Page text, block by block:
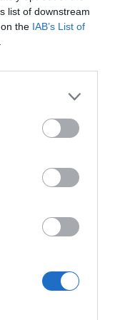
list of downstream
the IAB’s List of
dőlt el, hogy Magyar
Az előző kormány
előfizetéses